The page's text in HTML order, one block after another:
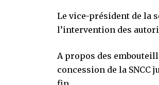
Le vice-président de la
l’intervention des
A propos des
concession de la SNCC